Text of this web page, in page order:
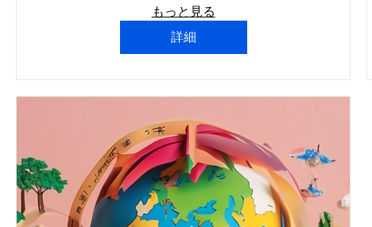
もっと見る
詳細